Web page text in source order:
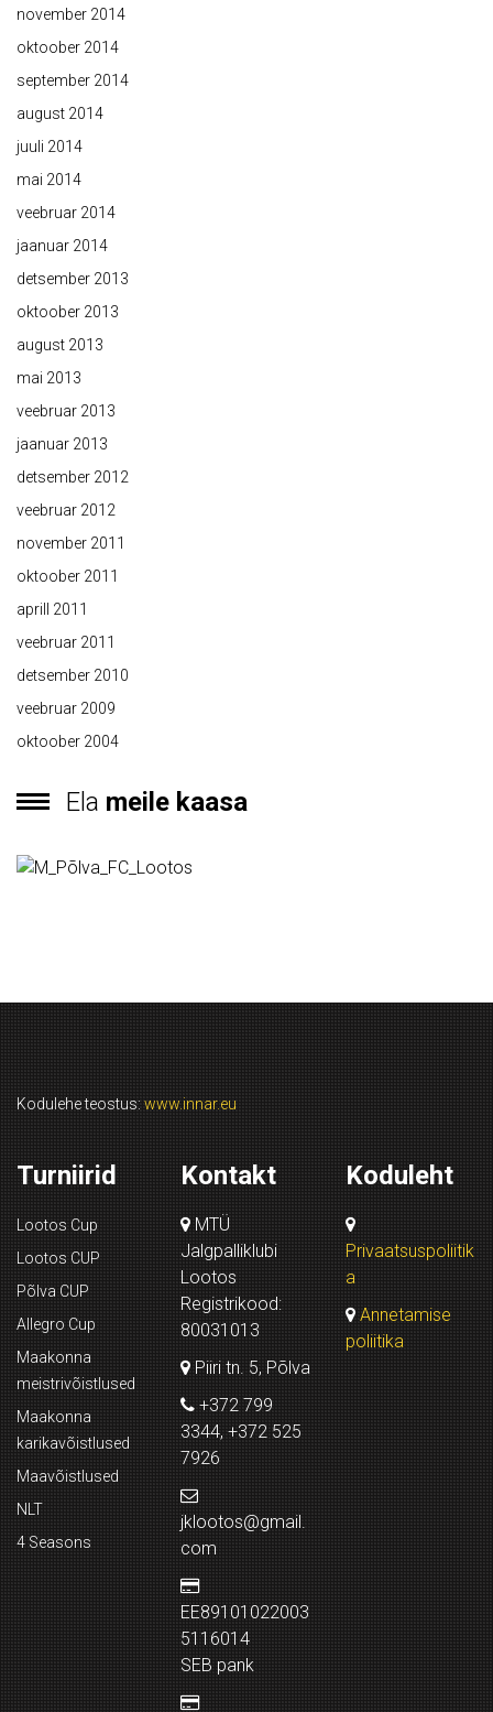
november 2014
oktoober 2014
september 2014
august 2014
juuli 2014
mai 2014
veebruar 2014
jaanuar 2014
detsember 2013
oktoober 2013
august 2013
mai 2013
veebruar 2013
jaanuar 2013
detsember 2012
veebruar 2012
november 2011
oktoober 2011
aprill 2011
veebruar 2011
detsember 2010
veebruar 2009
oktoober 2004
Ela meile kaasa
Kodulehe teostus: www.innar.eu
Turniirid
Lootos Cup
Lootos CUP
Põlva CUP
Allegro Cup
Maakonna
meistrivõistlused
Maakonna
karikavõistlused
Maavõistlused
NLT
4 Seasons
Kontakt
MTÜ
Jalgpalliklubi
Lootos
Registrikood:
80031013
Piiri tn. 5, Põlva
+372 799
3344, +372 525
7926
jklootos@gmail.
com
EE89101022003
5116014
SEB pank
Koduleht
Privaatsuspoliitik
a
Annetamise
poliitika